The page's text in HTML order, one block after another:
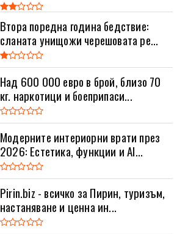
Втора поредна година бедствие:
сланата унищожи черешовата ре...
Над 600 000 евро в брой, близо 70
кг. наркотици и боеприпаси...
Модерните интериорни врати през
2026: Естетика, функции и AI...
Pirin.biz - всичко за Пирин, туризъм,
настаняване и ценна ин...